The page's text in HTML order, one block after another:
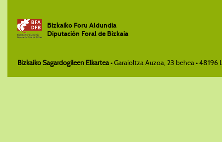
Bizkaiko Foru Aldundia
Diputación Foral de Bizkaia
Bizkaiko Sagardogileen Elkartea• Garaioltza Auzoa, 23 behea •